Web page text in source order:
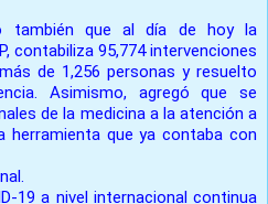
también que al día de hoy la
contabiliza 95,774 intervenciones
de 1,256 personas y resuelto
Asimismo, agregó que se
de la medicina a la atención a
herramienta que ya contaba con
19 a nivel internacional continua